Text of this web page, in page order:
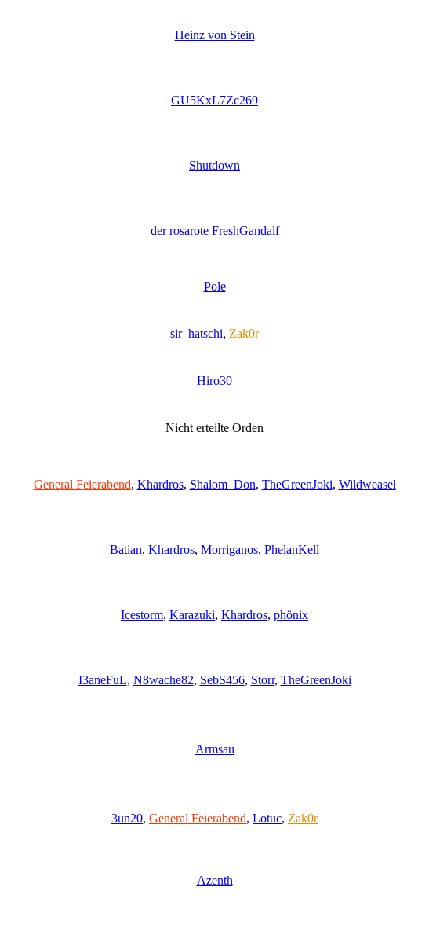
Heinz von Stein
GU5KxL7Zc269
Shutdown
der rosarote FreshGandalf
Pole
sir_hatschi, Zak0r
Hiro30
Nicht erteilte Orden
General Feierabend, Khardros, Shalom_Don, TheGreenJoki, Wildweasel
Batian, Khardros, Morriganos, PhelanKell
Icestorm, Karazuki, Khardros, phönix
I3aneFuL, N8wache82, SebS456, Storr, TheGreenJoki
Armsau
3un20, General Feierabend, Lotuc, Zak0r
Azenth